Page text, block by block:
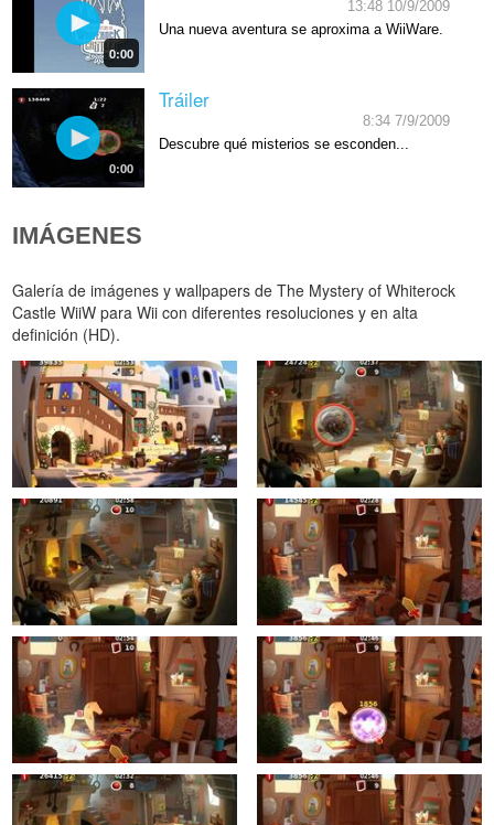
0:00
13:48 10/9/2009
Una nueva aventura se aproxima a WiiWare.
0:00
Tráiler
8:34 7/9/2009
Descubre qué misterios se esconden...
IMÁGENES
Galería de imágenes y wallpapers de The Mystery of Whiterock
Castle WiiW para Wii con diferentes resoluciones y en alta
definición (HD).